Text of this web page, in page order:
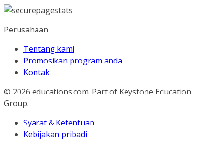
Perusahaan
Tentang kami
Promosikan program anda
Kontak
© 2026 educations.com. Part of Keystone Education
Group.
Syarat & Ketentuan
Kebijakan pribadi